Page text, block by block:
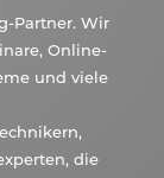
Partner. Wir
Online-
und viele
die